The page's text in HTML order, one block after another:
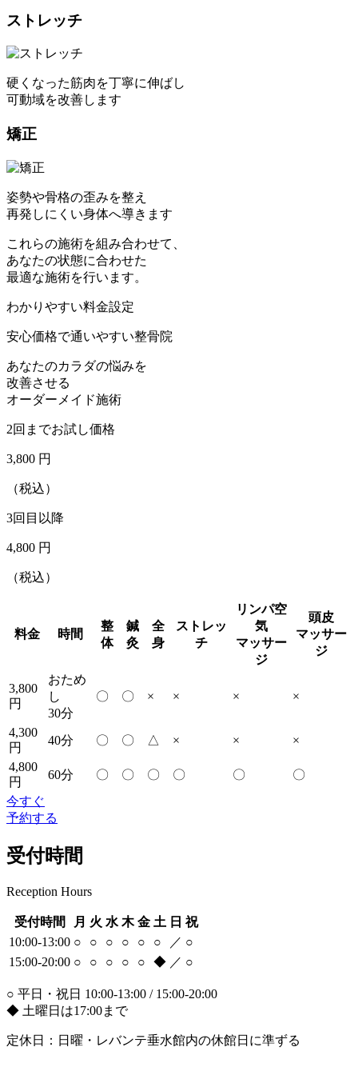
ストレッチ
硬くなった筋肉を丁寧に伸ばし
可動域を改善します
矯正
姿勢や骨格の歪みを整え
再発しにくい身体へ導きます
これらの施術を組み合わせて、
あなたの状態に合わせた
最適な施術を行います。
わかりやすい料金設定
安心価格で通いやすい整骨院
あなたのカラダの悩みを
改善させる
オーダーメイド施術
2回までお試し価格
3,800 円
（税込）
3回目以降
4,800 円
（税込）
料金 時間
整
体
鍼
灸
全
身
ストレッ
チ
リンパ空
気
マッサー
ジ
頭皮
マッサー
ジ
3,800
円
おため
し
30分
〇 〇 × × × ×
4,300
円
40分 〇 〇 △ × ×
×
4,800
円
60分 〇 〇 〇 〇 〇
〇
今すぐ
予約する
受付時間
Reception Hours
受付時間 月 火 水 木 金 土 日 祝
10:00-13:00 ○ ○ ○ ○ ○ ○ ／ ○
15:00-20:00 ○ ○ ○ ○ ○ ◆ ／ ○
○ 平日・祝日 10:00-13:00 / 15:00-20:00
◆ 土曜日は17:00まで
定休日：日曜・レバンテ垂水館内の休館日に準ずる